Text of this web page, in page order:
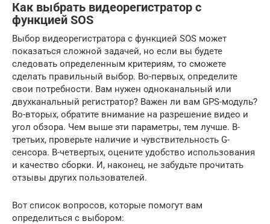
Как выбрать видеорегистратор с
функцией SOS
Выбор видеорегистратора с функцией SOS может
показаться сложной задачей, но если вы будете
следовать определенным критериям, то сможете
сделать правильный выбор. Во-первых, определите
свои потребности. Вам нужен одноканальный или
двухканальный регистратор? Важен ли вам GPS-модуль?
Во-вторых, обратите внимание на разрешение видео и
угол обзора. Чем выше эти параметры, тем лучше. В-
третьих, проверьте наличие и чувствительность G-
сенсора. В-четвертых, оцените удобство использования
и качество сборки. И, наконец, не забудьте прочитать
отзывы других пользователей.
Вот список вопросов, которые помогут вам
определиться с выбором: